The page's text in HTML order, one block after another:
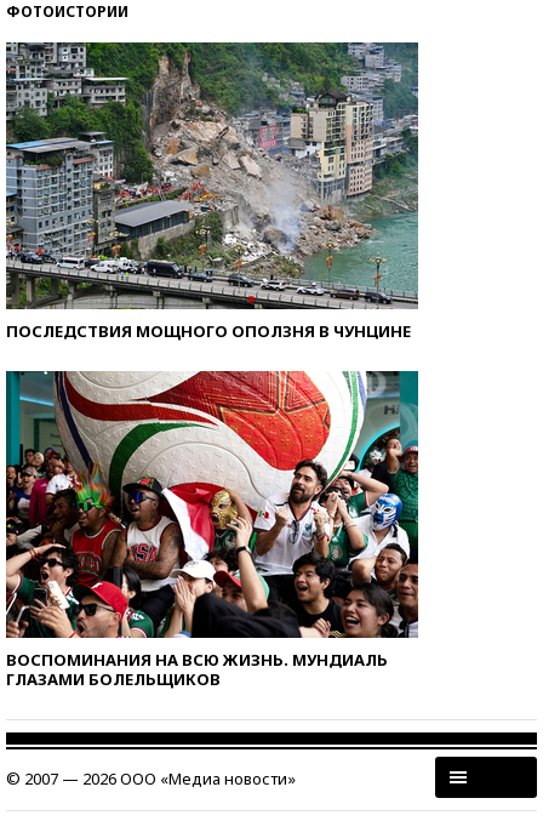
ФОТОИСТОРИИ
ПОСЛЕДСТВИЯ МОЩНОГО ОПОЛЗНЯ В ЧУНЦИНЕ
ВОСПОМИНАНИЯ НА ВСЮ ЖИЗНЬ. МУНДИАЛЬ
ГЛАЗАМИ БОЛЕЛЬЩИКОВ
© 2007 — 2026 ООО «Медиа новости»